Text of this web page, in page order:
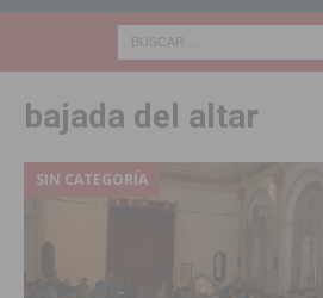
bajada del altar
SIN CATEGORÍA